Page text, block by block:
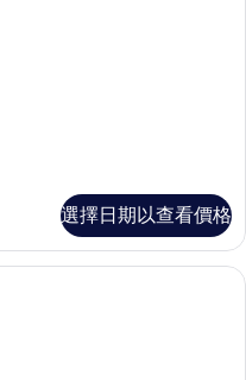
選擇日期以查看價格
人房, 非吸煙房 (Stylish Room) | 書